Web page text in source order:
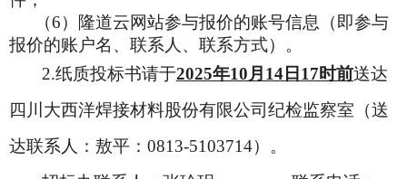
（6）隆道云网站参与报价的账号信息（即参与
报价的账户名、联系人、联系方式）。
2.纸质投标书请于2025年10月14日17时前送达
四川大西洋焊接材料股份有限公司纪检监察室（送
达联系人：敖平：0813-5103714）。